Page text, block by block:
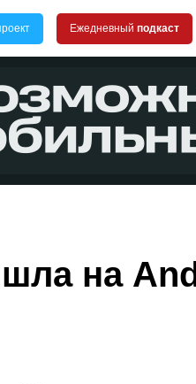
Ежедневный подкаст
на